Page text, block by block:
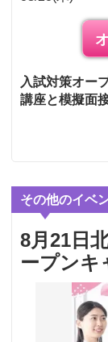
入試対策オー
講座と模擬面
その他のイベ
8月21日
ープンキ